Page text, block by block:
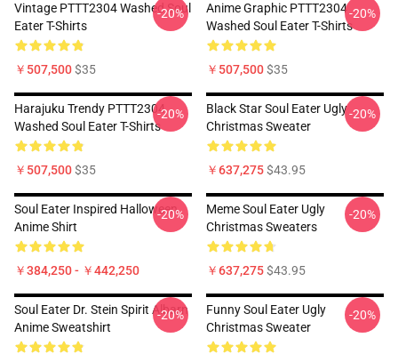
Vintage PTTT2304 Washed Soul
Eater T-Shirts
￥507,500$35
-20%
Anime Graphic PTTT2304
Washed Soul Eater T-Shirts
￥507,500$35
-20%
Harajuku Trendy PTTT2304
Washed Soul Eater T-Shirts
￥507,500$35
-20%
Black Star Soul Eater Ugly
Christmas Sweater
￥637,275$43.95
-20%
Soul Eater Inspired Halloween
Anime Shirt
￥384,250 - ￥442,250
-20%
Meme Soul Eater Ugly
Christmas Sweaters
￥637,275$43.95
-20%
Soul Eater Dr. Stein Spirit Albarn
Anime Sweatshirt
-20%
Funny Soul Eater Ugly
Christmas Sweater
-20%